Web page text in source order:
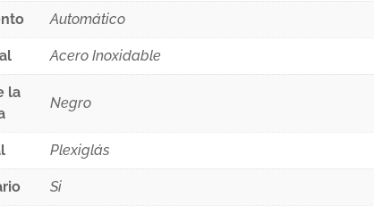
Automático
Acero Inoxidable
la
Negro
Plexiglás
Si